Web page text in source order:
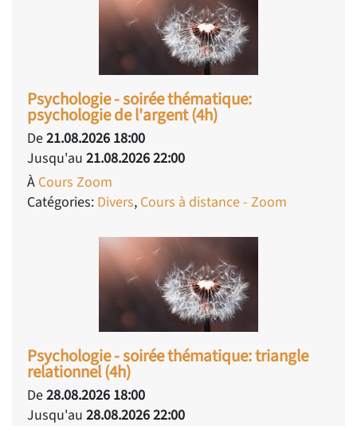
Psychologie - soirée thématique:
psychologie de l'argent (4h)
De21.08.2026 18:00
Jusqu'au 21.08.2026 22:00
À Cours Zoom
Catégories: Divers, Cours à distance - Zoom
Psychologie - soirée thématique: triangle
relationnel (4h)
De28.08.2026 18:00
Jusqu'au 28.08.2026 22:00